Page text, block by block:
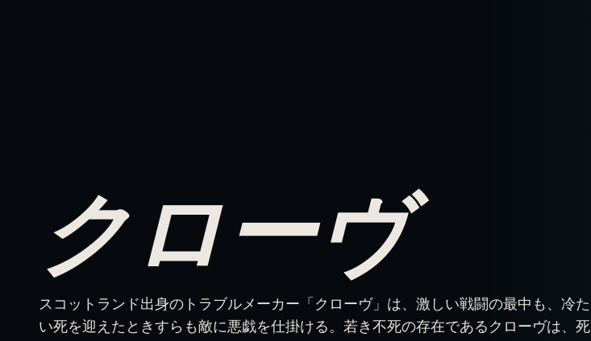
クローヴ
スコットランド出身のトラブルメーカー「クローヴ」は、激しい戦闘の最中も、冷た
い死を迎えたときすらも敵に悪戯を仕掛ける。若き不死の存在であるクローヴは、死